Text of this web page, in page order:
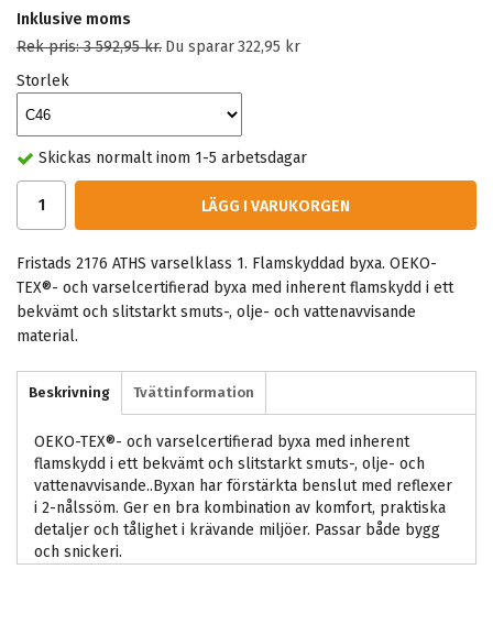
Inklusive moms
Rek pris:3 592,95 kr. Du sparar322,95 kr
Storlek
Skickas normalt inom 1-5 arbetsdagar
LÄGG I VARUKORGEN
Fristads 2176 ATHS varselklass 1. Flamskyddad byxa. OEKO-
TEX®- och varselcertifierad byxa med inherent flamskydd i ett
bekvämt och slitstarkt smuts-, olje- och vattenavvisande
material.
Beskrivning Tvättinformation
OEKO-TEX®- och varselcertifierad byxa med inherent
flamskydd i ett bekvämt och slitstarkt smuts-, olje- och
vattenavvisande..Byxan har förstärkta benslut med reflexer
i 2-nålssöm. Ger en bra kombination av komfort, praktiska
detaljer och tålighet i krävande miljöer. Passar både bygg
och snickeri.